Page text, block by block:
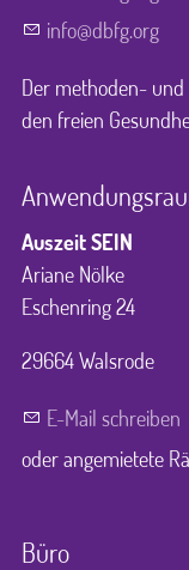
nf
dbfg rg
Der methoden-
den freien
Auszeit SEIN
Ariane Nölke
Eschenring 24
29664 Walsrode
E-Mail schreiben
oder angemietete
Büro